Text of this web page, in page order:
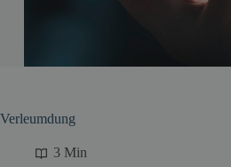
Verleumdung
3 Min